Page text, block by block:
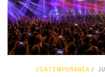
CONTEMPORÁNEA